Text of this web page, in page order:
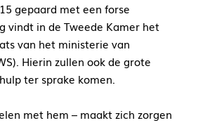
gepaard met een forse
vindt in de Tweede Kamer het
van het ministerie van
Hierin zullen ook de grote
ter sprake komen.
met hem – maakt zich zorgen